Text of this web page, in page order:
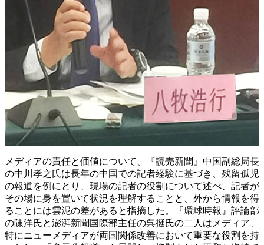
メディアの責任と価値について、『読売新聞』中国副総局長
の中川孝之氏は長年の中国での記者経験に基づき、残留孤児
の報道を例にとり、現場の記者の役割について述べ、記者が
その場に身を置いて状況を理解することと、外から情報を得
ることには雲泥の差があると指摘した。『環球時報』評論部
の陳洋氏と澎湃新聞国際部主任の呉挺氏の二人はメディア、
特にニューメディアが両国関係改善において重要な役割を持